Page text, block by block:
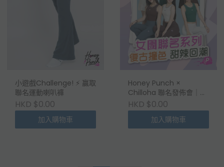
小遊戲Challenge! ⚡️ 贏取
聯名運動喇叭褲
HKD $0.00
加入購物車
Honey Punch ×
Chilloha 聯名發佈會｜專
屬入場登記
HKD $0.00
加入購物車